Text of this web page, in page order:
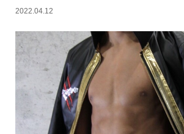
2022.04.12